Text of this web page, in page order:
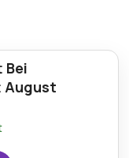
Bei
August